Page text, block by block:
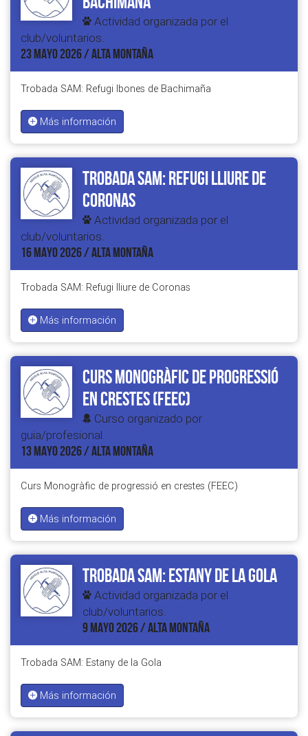
Actividad organizada por el
club/voluntarios.
23 MAYO 2026 / ALTA MONTAÑA
Trobada SAM: Refugi Ibones de Bachimaña
Más información
Trobada SAM: Refugi lliure de
Coronas
Actividad organizada por el
club/voluntarios.
16 MAYO 2026 / ALTA MONTAÑA
Trobada SAM: Refugi lliure de Coronas
Más información
Curs Monogràfic de progressió
en crestes (FEEC)
Curso organizado por
guia/profesional.
13 MAYO 2026 / ALTA MONTAÑA
Curs Monogràfic de progressió en crestes (FEEC)
Más información
Trobada SAM: Estany de la Gola
Actividad organizada por el
club/voluntarios.
9 MAYO 2026 / ALTA MONTAÑA
Trobada SAM: Estany de la Gola
Más información